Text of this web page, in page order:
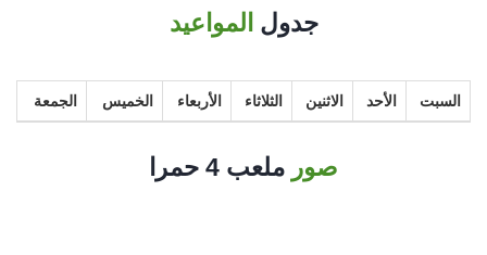
جدولالمواعيد
السبت الأحد الاثنين الثلاثاء الأربعاء الخميس الجمعة
صورملعب 4 حمرا